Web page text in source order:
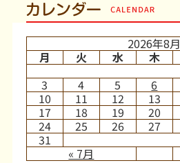
カレンダー
2026年8月
月
火 水 木
« 7月
3
4 5 6
10
11 12 13
17
18 19 20
24
25 26 27
31